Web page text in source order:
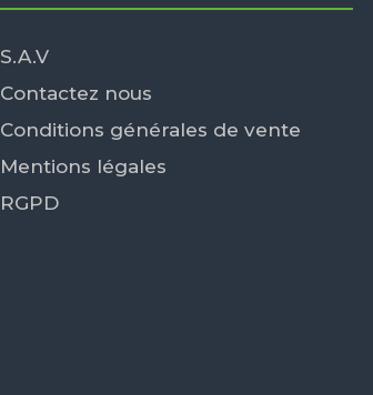
S.A.V
Contactez nous
Conditions générales de vente
Mentions légales
RGPD